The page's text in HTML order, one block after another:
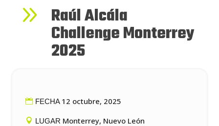
9 Raúl Alcála
Challenge Monterrey
2025
FECHA 12 octubre, 2025
LUGAR Monterrey, Nuevo León